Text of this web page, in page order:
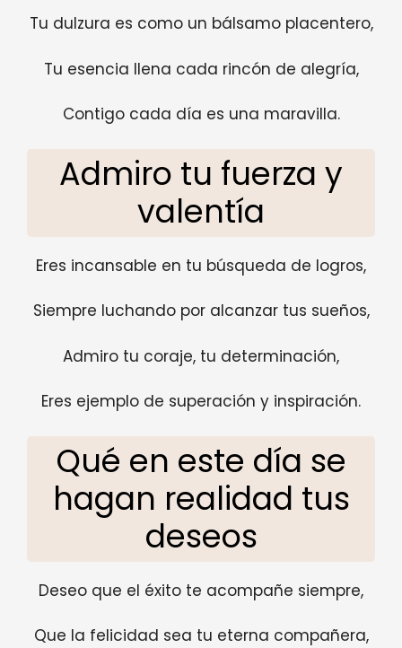
Tu dulzura es como un bálsamo placentero,
Tu esencia llena cada rincón de alegría,
Contigo cada día es una maravilla.
Admiro tu fuerza y
valentía
Eres incansable en tu búsqueda de logros,
Siempre luchando por alcanzar tus sueños,
Admiro tu coraje, tu determinación,
Eres ejemplo de superación y inspiración.
Qué en este día se
hagan realidad tus
deseos
Deseo que el éxito te acompañe siempre,
Que la felicidad sea tu eterna compañera,